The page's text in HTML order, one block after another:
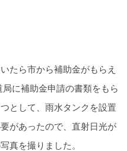
たら市から補助金がもらえ
に補助金申請の書類をもら
として、雨水タンクを設置
があったので、直射日光が
真を撮りました。